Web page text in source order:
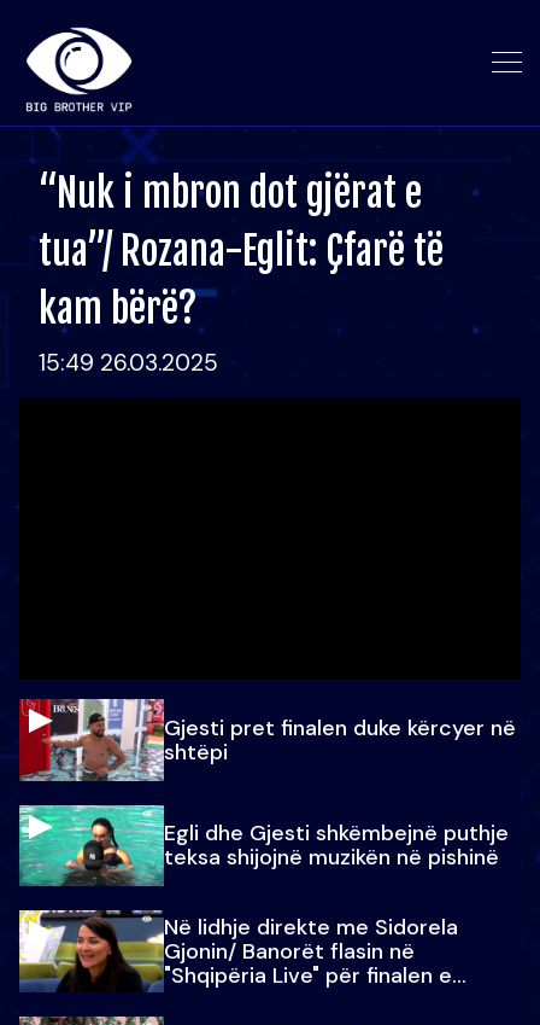
“Nuk i mbron dot gjërat e
tua”/ Rozana-Eglit: Çfarë të
kam bërë?
15:49 26.03.2025
Gjesti pret finalen duke kërcyer në
shtëpi
Egli dhe Gjesti shkëmbejnë puthje
teksa shijojnë muzikën në pishinë
Në lidhje direkte me Sidorela
Gjonin/ Banorët flasin në
"Shqipëria Live" për finalen e